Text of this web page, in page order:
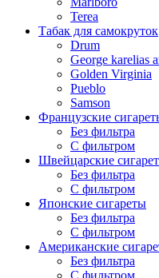
Terea
Табак для самокруток
Drum
George karelias
Golden Virginia
Pueblo
Samson
Французские
Без фильтра
С фильтром
Швейцарские
Без фильтра
С фильтром
Японские сигареты
Без фильтра
С фильтром
Американские
Без фильтра
С фильтром